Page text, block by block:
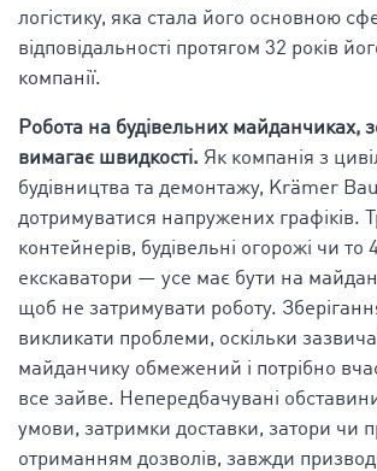
логістику, яка стала його основною
відповідальності протягом 32 років
компанії.
Робота на будівельних майданчиках,
вимагає швидкості. Як компанія з
будівництва та демонтажу, Krämer
дотримуватися напружених графіків.
контейнерів, будівельні огорожі чи то
екскаватори — усе має бути на
щоб не затримувати роботу.
викликати проблеми, оскільки
майданчику обмежений і потрібно
все зайве. Непередбачувані
умови, затримки доставки, затори чи
отриманням дозволів, завжди